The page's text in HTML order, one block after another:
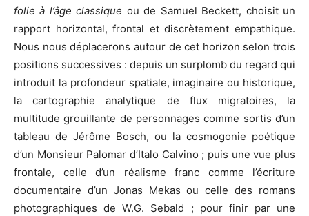
folie à l’âge classique ou de Samuel Beckett, choisit un
rapport horizontal, frontal et discrètement empathique.
Nous nous déplacerons autour de cet horizon selon trois
positions successives : depuis un surplomb du regard qui
introduit la profondeur spatiale, imaginaire ou historique,
la cartographie analytique de flux migratoires, la
multitude grouillante de personnages comme sortis d’un
tableau de Jérôme Bosch, ou la cosmogonie poétique
d’un Monsieur Palomar d’Italo Calvino ; puis une vue plus
frontale, celle d’un réalisme franc comme l’écriture
documentaire d’un Jonas Mekas ou celle des romans
photographiques de W.G. Sebald ; pour finir par une